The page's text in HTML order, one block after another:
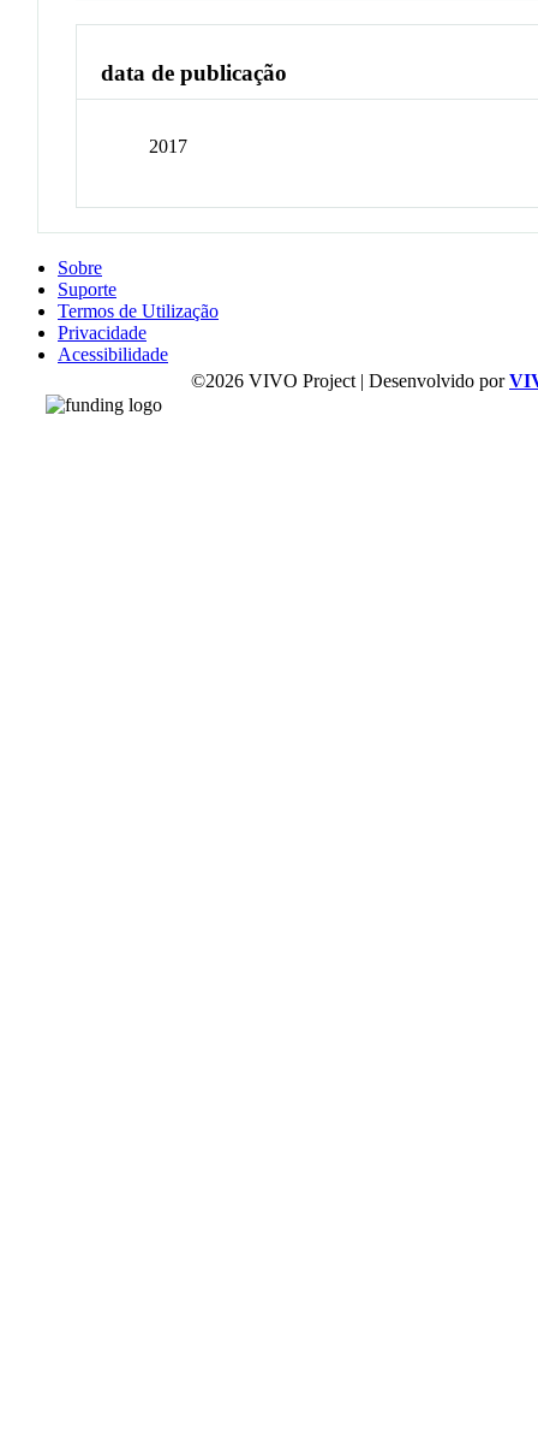
data de publicação
2017
Sobre
Suporte
Termos de Utilização
Privacidade
Acessibilidade
©2026 VIVO Project | Desenvolvido por